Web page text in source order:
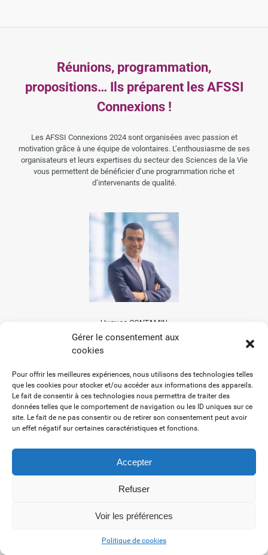
Gérer le consentement aux
cookies
Pour offrir les meilleures expériences, nous utilisons des technologies telles
que les cookies pour stocker et/ou accéder aux informations des appareils.
Le fait de consentir à ces technologies nous permettra de traiter des
données telles que le comportement de navigation ou les ID uniques sur ce
site. Le fait de ne pas consentir ou de retirer son consentement peut avoir
un effet négatif sur certaines caractéristiques et fonctions.
Accepter
Refuser
Voir les préférences
Politique de cookies
Réunions, programmation,
propositions… Ils préparent les AFSSI
Connexions !
Les AFSSI Connexions 2024 sont organisées avec passion et
motivation grâce à une équipe de volontaires. L’enthousiasme de ses
organisateurs et leurs expertises du secteur des Sciences de la Vie
vous permettent de bénéficier d’une programmation riche et
d’intervenants de qualité.
Hugues CONTAMIN
CYNBIOSE - CEO & Fondateur